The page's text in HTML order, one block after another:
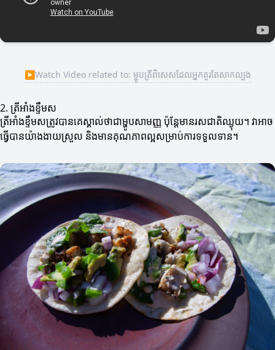
▶Watch Video related to: ម្ហូបត្រីពិសេសដែលអ្នកគួរតែសាកល្បង
2. ត្រីអាំងខ្ទឹមស
ត្រីអាំងខ្ទឹមសត្រូវបានគេស្គាល់ថាជាម្ហូបសាមញ្ញ ប៉ុន្តែមានរសជាតិឈ្ងុយ។ វាអាច
ធ្វើបានយ៉ាងងាយស្រួល និងមានគុណភាពល្អសម្រាប់ការទទួលទាន។